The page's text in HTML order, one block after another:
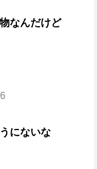
なんだけど
にないな